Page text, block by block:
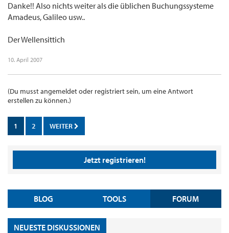
Danke!! Also nichts weiter als die üblichen Buchungssysteme
Amadeus, Galileo usw..
Der Wellensittich
10. April 2007
(Du musst angemeldet oder registriert sein, um eine Antwort
erstellen zu können.)
1 2 WEITER
Jetzt registrieren!
BLOG TOOLS FORUM
NEUESTE DISKUSSIONEN